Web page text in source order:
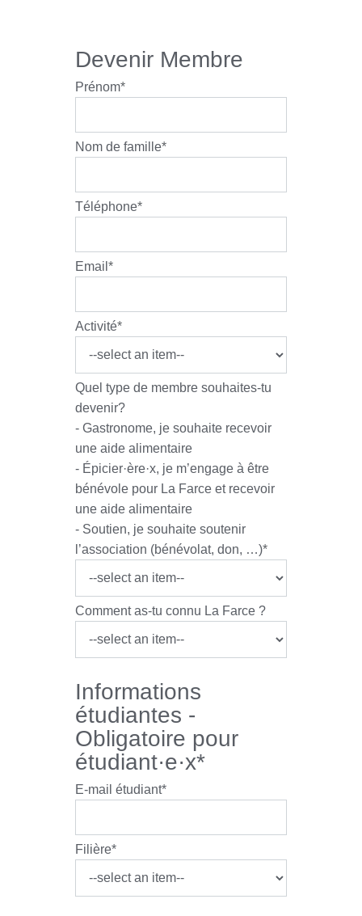
Devenir Membre
Prénom*
Nom de famille*
Téléphone*
Email *
Activité*
Quel type de membre souhaites-tu
devenir?
- Gastronome, je souhaite recevoir
une aide alimentaire
- Épicier·ère·x, je m’engage à être
bénévole pour La Farce et recevoir
une aide alimentaire
- Soutien, je souhaite soutenir
l’association (bénévolat, don, …)*
Comment as-tu connu La Farce ?
Informations
étudiantes -
Obligatoire pour
étudiant·e·x*
E-mail étudiant*
Filière*